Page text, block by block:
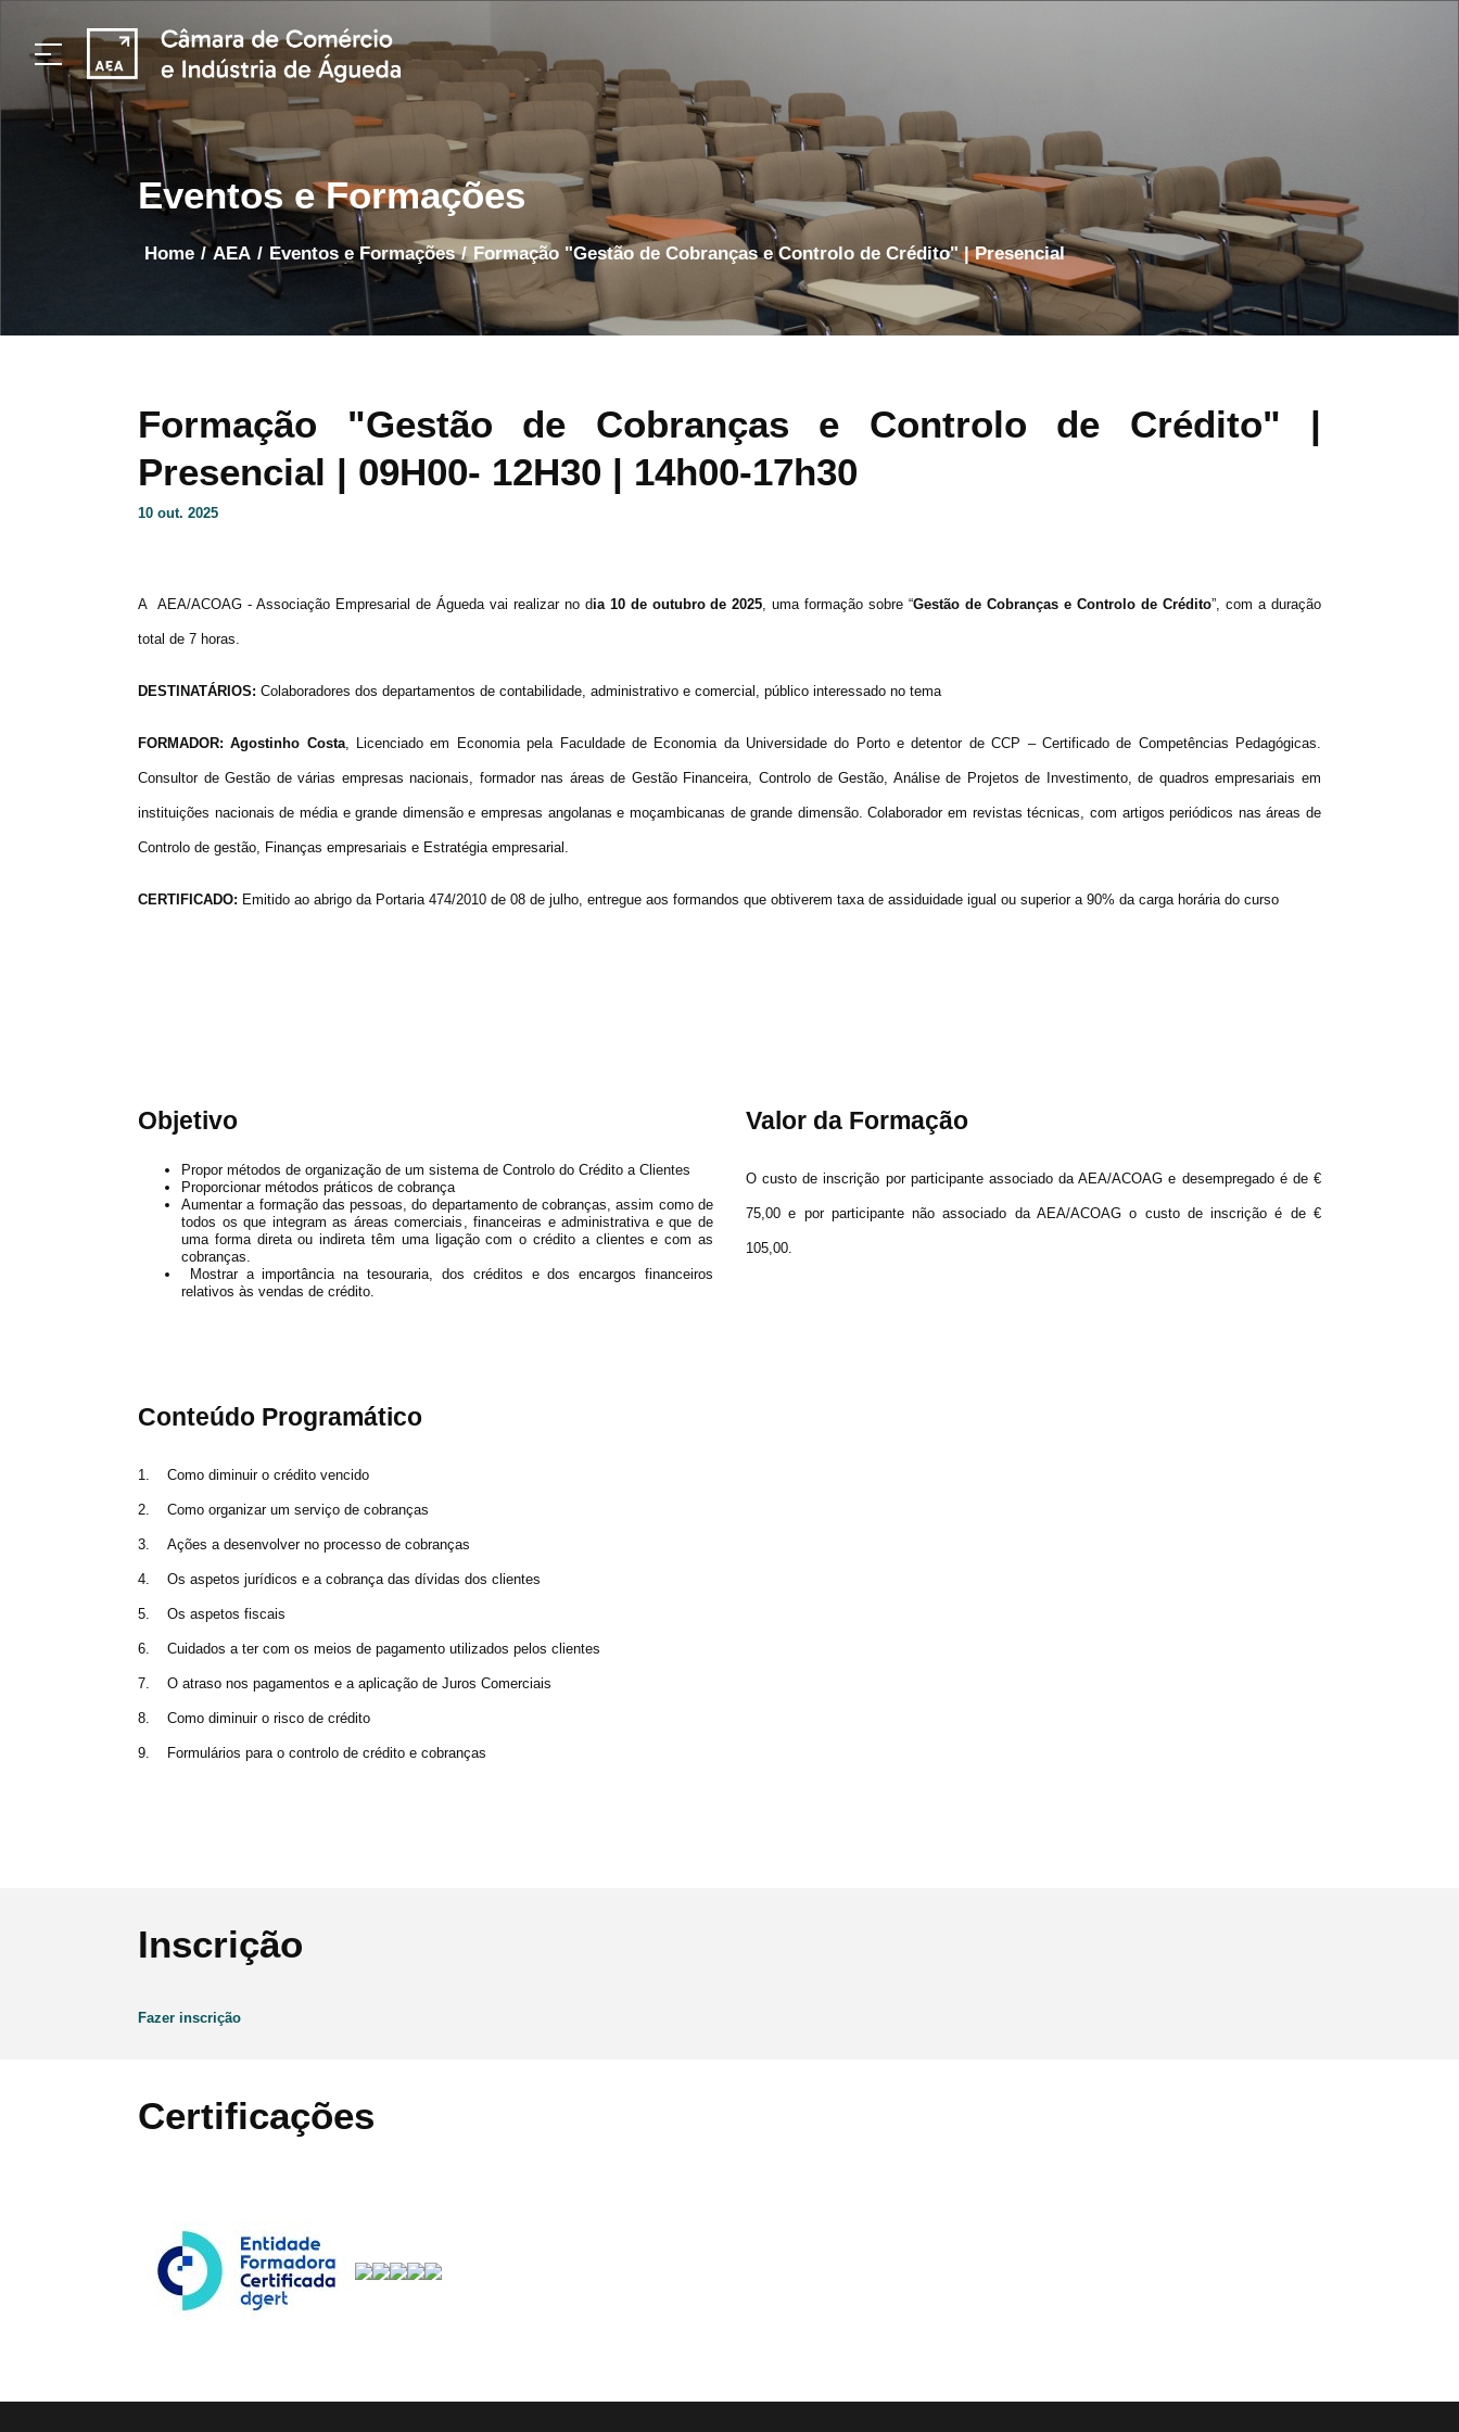
Eventos e Formações
home / AEA / Eventos e Formações / Formação "Gestão de Cobranças e Controlo de Crédito" | Presencial
Formação "Gestão de Cobranças e Controlo de Crédito" |
Presencial | 09H00- 12H30 | 14h00-17h30
10 out. 2025
A AEA/ACOAG - Associação Empresarial de Águeda vai realizar no dia 10 de outubro de 2025, uma formação sobre “Gestão de Cobranças e Controlo de Crédito”, com a duração
total de 7 horas.
DESTINATÁRIOS: Colaboradores dos departamentos de contabilidade, administrativo e comercial, público interessado no tema
FORMADOR: Agostinho Costa, Licenciado em Economia pela Faculdade de Economia da Universidade do Porto e detentor de CCP – Certificado de Competências Pedagógicas.
Consultor de Gestão de várias empresas nacionais, formador nas áreas de Gestão Financeira, Controlo de Gestão, Análise de Projetos de Investimento, de quadros empresariais em
instituições nacionais de média e grande dimensão e empresas angolanas e moçambicanas de grande dimensão. Colaborador em revistas técnicas, com artigos periódicos nas áreas de
Controlo de gestão, Finanças empresariais e Estratégia empresarial.
CERTIFICADO: Emitido ao abrigo da Portaria 474/2010 de 08 de julho, entregue aos formandos que obtiverem taxa de assiduidade igual ou superior a 90% da carga horária do curso
Objetivo
Propor métodos de organização de um sistema de Controlo do Crédito a Clientes
Proporcionar métodos práticos de cobrança
Aumentar a formação das pessoas, do departamento de cobranças, assim como de
todos os que integram as áreas comerciais, financeiras e administrativa e que de
uma forma direta ou indireta têm uma ligação com o crédito a clientes e com as
cobranças.
Mostrar a importância na tesouraria, dos créditos e dos encargos financeiros
relativos às vendas de crédito.
Valor da Formação
O custo de inscrição por participante associado da AEA/ACOAG e desempregado é de €
75,00 e por participante não associado da AEA/ACOAG o custo de inscrição é de €
105,00.
Conteúdo Programático
1. Como diminuir o crédito vencido
2. Como organizar um serviço de cobranças
3. Ações a desenvolver no processo de cobranças
4. Os aspetos jurídicos e a cobrança das dívidas dos clientes
5. Os aspetos fiscais
6. Cuidados a ter com os meios de pagamento utilizados pelos clientes
7. O atraso nos pagamentos e a aplicação de Juros Comerciais
8. Como diminuir o risco de crédito
9. Formulários para o controlo de crédito e cobranças
Inscrição
Fazer inscrição
Certificações